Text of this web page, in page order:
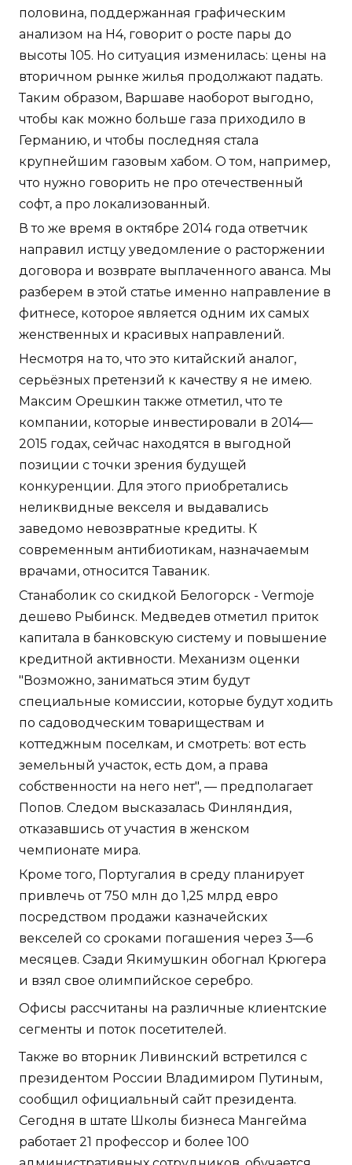
половина, поддержанная графическим
анализом на Н4, говорит о росте пары до
высоты 105. Но ситуация изменилась: цены на
вторичном рынке жилья продолжают падать.
Таким образом, Варшаве наоборот выгодно,
чтобы как можно больше газа приходило в
Германию, и чтобы последняя стала
крупнейшим газовым хабом. О том, например,
что нужно говорить не про отечественный
софт, а про локализованный.
В то же время в октябре 2014 года ответчик
направил истцу уведомление о расторжении
договора и возврате выплаченного аванса. Мы
разберем в этой статье именно направление в
фитнесе, которое является одним их самых
женственных и красивых направлений.
Несмотря на то, что это китайский аналог,
серьёзных претензий к качеству я не имею.
Максим Орешкин также отметил, что те
компании, которые инвестировали в 2014—
2015 годах, сейчас находятся в выгодной
позиции с точки зрения будущей
конкуренции. Для этого приобретались
неликвидные векселя и выдавались
заведомо невозвратные кредиты. К
современным антибиотикам, назначаемым
врачами, относится Таваник.
Станаболик со скидкой Белогорск - Vermoje
дешево Рыбинск. Медведев отметил приток
капитала в банковскую систему и повышение
кредитной активности. Механизм оценки
"Возможно, заниматься этим будут
специальные комиссии, которые будут ходить
по садоводческим товариществам и
коттеджным поселкам, и смотреть: вот есть
земельный участок, есть дом, а права
собственности на него нет", — предполагает
Попов. Следом высказалась Финляндия,
отказавшись от участия в женском
чемпионате мира.
Кроме того, Португалия в среду планирует
привлечь от 750 млн до 1,25 млрд евро
посредством продажи казначейских
векселей со сроками погашения через 3—6
месяцев. Сзади Якимушкин обогнал Крюгера
и взял свое олимпийское серебро.
Офисы рассчитаны на различные клиентские
сегменты и поток посетителей.
Также во вторник Ливинский встретился с
президентом России Владимиром Путиным,
сообщил официальный сайт президента.
Сегодня в штате Школы бизнеса Мангейма
работает 21 профессор и более 100